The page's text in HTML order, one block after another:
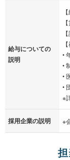
給与についての
説明
•
•
•
•
※
採用企業の説明 ※